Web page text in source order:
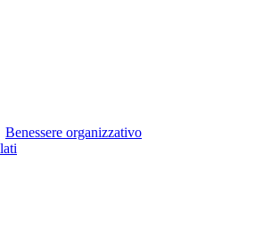
Benessere organizzativo